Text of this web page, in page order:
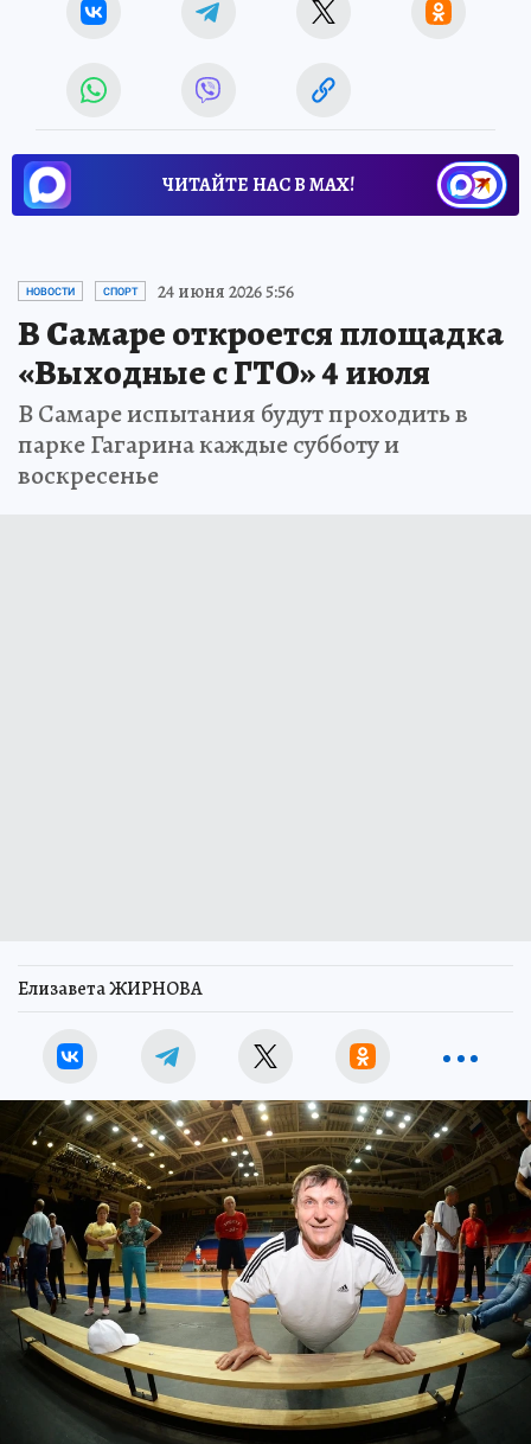
ЧИТАЙТЕ НАС В МАХ!
НОВОСТИ СПОРТ 24 июня 2026 5:56
В Самаре откроется площадка
«Выходные с ГТО» 4 июля
В Самаре испытания будут проходить в
парке Гагарина каждые субботу и
воскресенье
Елизавета ЖИРНОВА